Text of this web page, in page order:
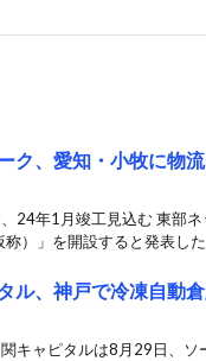
ク、愛知・小牧に物
24年1月竣工見込む 東部
称）」を開設すると発表し
ル、神戸で冷凍自動
キャピタルは8月29日、ソ